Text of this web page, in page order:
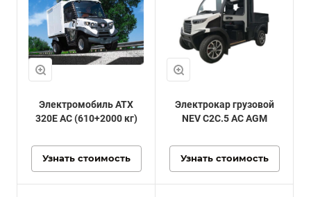
Электромобиль ATX
320E AC (610+2000 кг)
Узнать стоимость
Электрокар грузовой
NEV C2C.5 AC AGM
Узнать стоимость